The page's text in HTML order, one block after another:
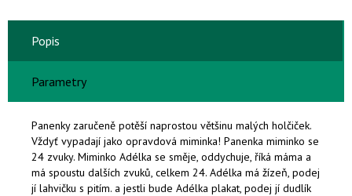
Popis
Parametry
Panenky zaručeně potěší naprostou většinu malých holčiček.
Vždyť vypadají jako opravdová miminka! Panenka miminko se
24 zvuky. Miminko Adélka se směje, oddychuje, říká máma a
má spoustu dalších zvuků, celkem 24. Adélka má žízeň, podej
jí lahvičku s pitím. a jestli bude Adélka plakat, podej jí dudlík